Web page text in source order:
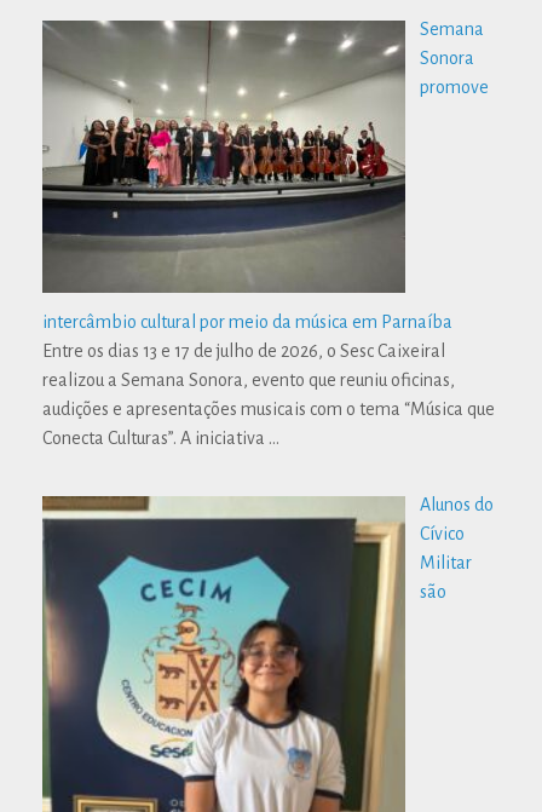
Semana
Sonora
promove
intercâmbio cultural por meio da música em Parnaíba
Entre os dias 13 e 17 de julho de 2026, o Sesc Caixeiral
realizou a Semana Sonora, evento que reuniu oficinas,
audições e apresentações musicais com o tema “Música que
Conecta Culturas”. A iniciativa …
Alunos do
Cívico
Militar
são